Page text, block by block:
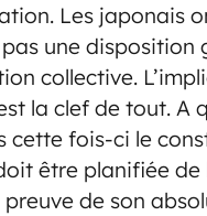
Les japonais
une
collective.
la clef de tout. A
cette fois-ci le
être planifiée
de son